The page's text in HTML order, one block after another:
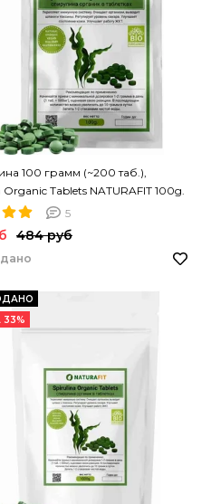
100 грамм (~200 таб.),
Tablets NATURAFIT 100g.
в таблетках. PREMIUM
5
484 руб